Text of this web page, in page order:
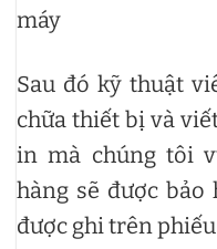
máy
Sau đó kỹ thuật
chữa thiết bị và
in mà chúng tôi
hàng sẽ được
được ghi trên